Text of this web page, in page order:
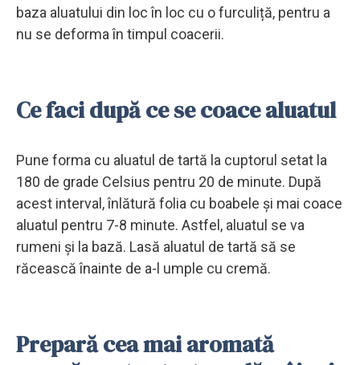
baza aluatului din loc în loc cu o furculiță, pentru a
nu se deforma în timpul coacerii.
Ce faci după ce se coace aluatul
Pune forma cu aluatul de tartă la cuptorul setat la
180 de grade Celsius pentru 20 de minute. După
acest interval, înlătură folia cu boabele și mai coace
aluatul pentru 7-8 minute. Astfel, aluatul se va
rumeni și la bază. Lasă aluatul de tartă să se
răcească înainte de a-l umple cu cremă.
Prepară cea mai aromată